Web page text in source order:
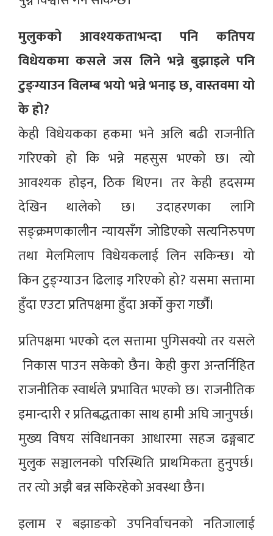
मुलुकको आवश्यकताभन्दा पनि कतिपय
विधेयकमा कसले जस लिने भन्ने बुझाइले पनि
टुङ्ग्याउन विलम्ब भयो भन्ने भनाइ छ, वास्तवमा यो
के हो?
केही विधेयकका हकमा भने अलि बढी राजनीति
गरिएको हो कि भन्ने महसुस भएको छ। त्यो
आवश्यक होइन, ठिक थिएन। तर केही हदसम्म
देखिन थालेको छ। उदाहरणका लागि
सङ्क्रमणकालीन न्यायसँग जोडिएको सत्यनिरुपण
तथा मेलमिलाप विधेयकलाई लिन सकिन्छ। यो
किन टुङ्ग्याउन ढिलाइ गरिएको हो? यसमा सत्तामा
हुँदा एउटा प्रतिपक्षमा हुँदा अर्को कुरा गर्छौं।
प्रतिपक्षमा भएको दल सत्तामा पुगिसक्यो तर यसले
निकास पाउन सकेको छैन। केही कुरा अन्तर्निहित
राजनीतिक स्वार्थले प्रभावित भएको छ। राजनीतिक
इमान्दारी र प्रतिबद्धताका साथ हामी अघि जानुपर्छ।
मुख्य विषय संविधानका आधारमा सहज ढङ्गबाट
मुलुक सञ्चालनको परिस्थिति प्राथमिकता हुनुपर्छ।
तर त्यो अझै बन्न सकिरहेको अवस्था छैन।
इलाम र बझाङको उपनिर्वाचनको नतिजालाई